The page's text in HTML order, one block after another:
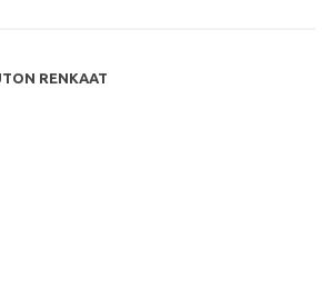
RENKAAT